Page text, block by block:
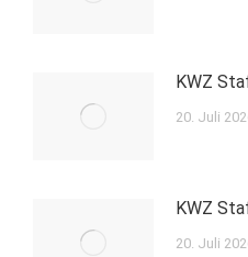
KWZ
20. Juli
KWZ
20. Juli